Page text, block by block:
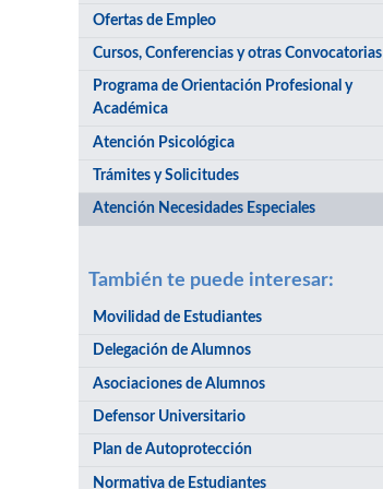
Ofertas de Empleo
Cursos, Conferencias y otras Convocatorias
Programa de Orientación Profesional y
Académica
Atención Psicológica
Trámites y Solicitudes
Atención Necesidades Especiales
También te puede interesar:
Movilidad de Estudiantes
Delegación de Alumnos
Asociaciones de Alumnos
Defensor Universitario
Plan de Autoprotección
Normativa de Estudiantes